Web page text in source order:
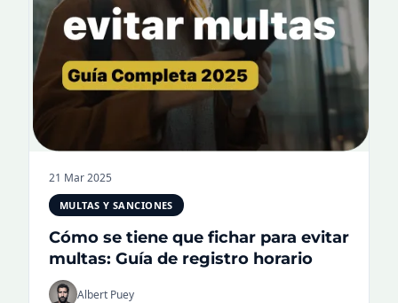
21 Mar 2025
MULTAS Y SANCIONES
Cómo se tiene que fichar para evitar
multas: Guía de registro horario
Albert Puey